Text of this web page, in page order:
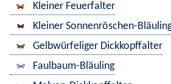
Kleiner Feuerfalter
Kleiner Sonnenröschen-
Gelbwürfeliger Dickkopffalter
Faulbaum-Bläuling